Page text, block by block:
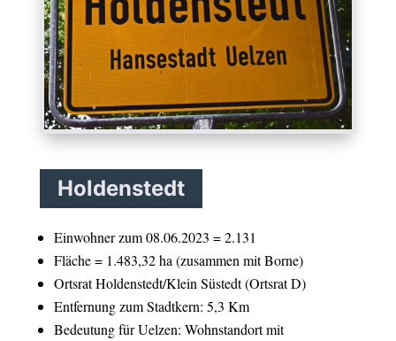
Holdenstedt
Einwohner zum 08.06.2023 = 2.131
Fläche = 1.483,32 ha (zusammen mit Borne)
Ortsrat Holdenstedt/Klein Süstedt (Ortsrat D)
Entfernung zum Stadtkern: 5,3 Km
Bedeutung für Uelzen: Wohnstandort mit